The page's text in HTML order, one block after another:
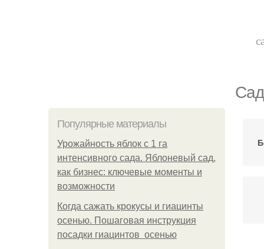
Популярные материалы
Урожайность яблок с 1 га
интенсивного сада. Яблоневый сад,
как бизнес: ключевые моменты и
возможности
Когда сажать крокусы и гиацинты
осенью. Пошаговая инструкция
посадки гиацинтов осенью